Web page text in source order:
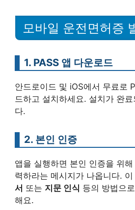
모바일 운전면허증
1. PASS 앱 다운로드
안드로이드 및 iOS에서 무료로
드하고 설치하세요. 설치가 완
다.
2. 본인 인증
앱을 실행하면 본인 인증을 위
력하라는 메시지가 나옵니다. 이
서 또는 지문 인식 등의 방법으
해요.